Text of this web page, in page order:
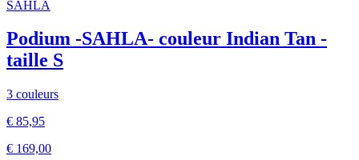
SAHLA
Podium -SAHLA- couleur Indian Tan -
taille S
3 couleurs
€ 85,95
€ 169,00